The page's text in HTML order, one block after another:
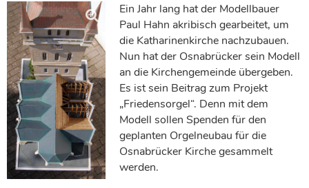
Ein Jahr lang hat der Modellbauer
Paul Hahn akribisch gearbeitet, um
die Katharinenkirche nachzubauen.
Nun hat der Osnabrücker sein Modell
an die Kirchengemeinde übergeben.
Es ist sein Beitrag zum Projekt
„Friedensorgel“. Denn mit dem
Modell sollen Spenden für den
geplanten Orgelneubau für die
Osnabrücker Kirche gesammelt
werden.